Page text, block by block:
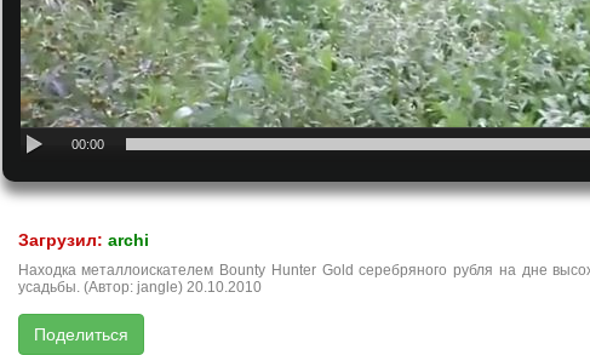
00:00
Загрузил: archi
Находка металлоискателем Bounty Hunter Gold серебряного рубля на дне
усадьбы. (Автор: jangle) 20.10.2010